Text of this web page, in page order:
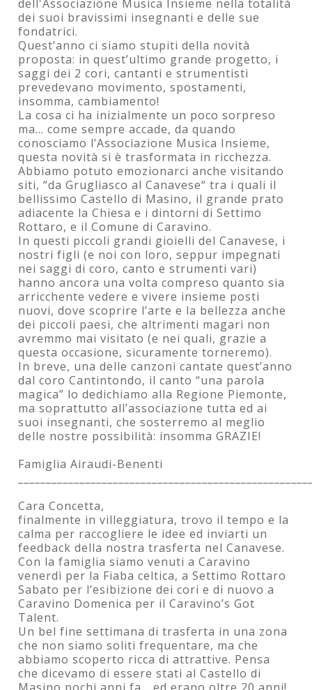
dell'Associazione Musica Insieme nella totalità
dei suoi bravissimi insegnanti e delle sue
fondatrici.
Quest’anno ci siamo stupiti della novità
proposta: in quest’ultimo grande progetto, i
saggi dei 2 cori, cantanti e strumentisti
prevedevano movimento, spostamenti,
insomma, cambiamento!
La cosa ci ha inizialmente un poco sorpreso
ma... come sempre accade, da quando
conosciamo l’Associazione Musica Insieme,
questa novità si è trasformata in ricchezza.
Abbiamo potuto emozionarci anche visitando
siti, “da Grugliasco al Canavese“ tra i quali il
bellissimo Castello di Masino, il grande prato
adiacente la Chiesa e i dintorni di Settimo
Rottaro, e il Comune di Caravino.
In questi piccoli grandi gioielli del Canavese, i
nostri figli (e noi con loro, seppur impegnati
nei saggi di coro, canto e strumenti vari)
hanno ancora una volta compreso quanto sia
arricchente vedere e vivere insieme posti
nuovi, dove scoprire l’arte e la bellezza anche
dei piccoli paesi, che altrimenti magari non
avremmo mai visitato (e nei quali, grazie a
questa occasione, sicuramente torneremo).
In breve, una delle canzoni cantate quest’anno
dal coro Cantintondo, il canto “una parola
magica” lo dedichiamo alla Regione Piemonte,
ma soprattutto all’associazione tutta ed ai
suoi insegnanti, che sosterremo al meglio
delle nostre possibilità: insomma GRAZIE!
Famiglia Airaudi-Benenti
Cara Concetta,
finalmente in villeggiatura, trovo il tempo e la
calma per raccogliere le idee ed inviarti un
feedback della nostra trasferta nel Canavese.
Con la famiglia siamo venuti a Caravino
venerdì per la Fiaba celtica, a Settimo Rottaro
Sabato per l’esibizione dei cori e di nuovo a
Caravino Domenica per il Caravino’s Got
Talent.
Un bel fine settimana di trasferta in una zona
che non siamo soliti frequentare, ma che
abbiamo scoperto ricca di attrattive. Pensa
che dicevamo di essere stati al Castello di